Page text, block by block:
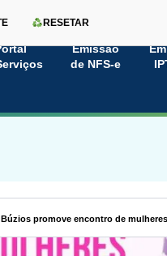
Emissão
de NFS-e
RESETAR
promove encontro de